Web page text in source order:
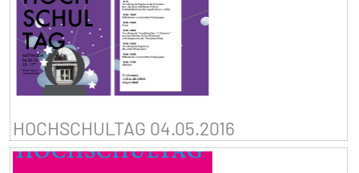
HOCHSCHULTAG 04.05.2016